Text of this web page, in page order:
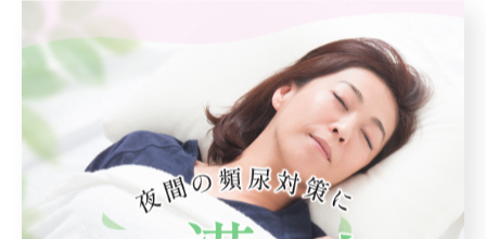
ヒシエキスやシーベリーといった和漢成分は、体にやさ
しく働きかけ、巡りやバランスを整えるサポートが期待
されています。
自然派サプリとして日々の習慣に取り入れることで、
「何もしていない状態」から「整えている状態」へと意
識が変わり、安心感にもつながります。